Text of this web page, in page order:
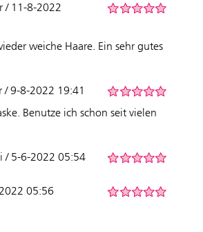
/ 11-8-2022
weiche Haare. Ein sehr gutes
/ 9-8-2022 19:41
Benutze ich schon seit vielen
/ 5-6-2022 05:54
05:56